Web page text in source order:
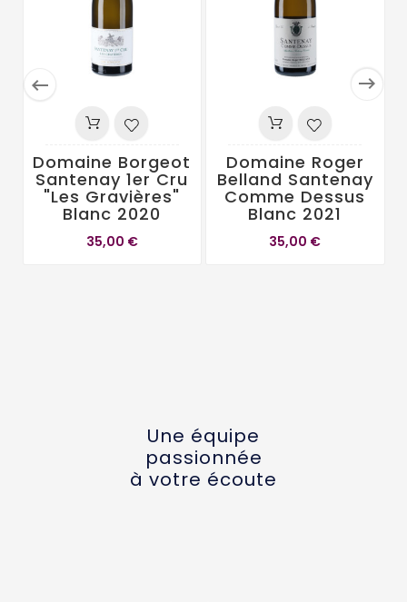
 
Domaine Borgeot
Santenay 1er Cru
"Les Gravières"
Blanc 2020
35,00 €
Domaine Roger
Belland Santenay
Comme Dessus
Blanc 2021
35,00 €
Une équipe
passionnée
à votre écoute